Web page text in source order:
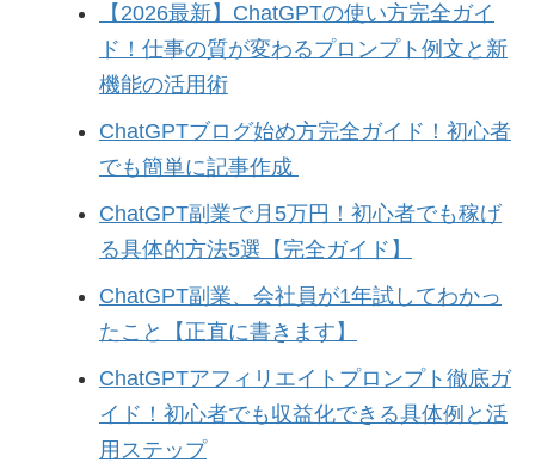
【2026最新】ChatGPTの使い方完全ガイ
ド！仕事の質が変わるプロンプト例文と新
機能の活用術
ChatGPTブログ始め方完全ガイド！初心者
でも簡単に記事作成
ChatGPT副業で月5万円！初心者でも稼げ
る具体的方法5選【完全ガイド】
ChatGPT副業、会社員が1年試してわかっ
たこと【正直に書きます】
ChatGPTアフィリエイトプロンプト徹底ガ
イド！初心者でも収益化できる具体例と活
用ステップ